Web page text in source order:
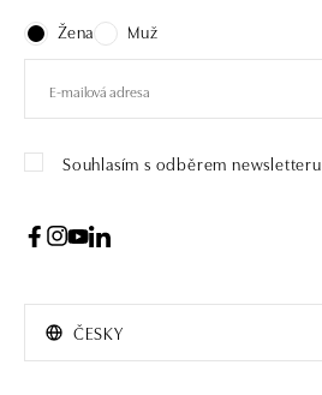
Žena
Muž
Souhlasím s odběrem newsletteru
ČESKY